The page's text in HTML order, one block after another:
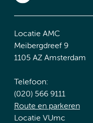
Locatie AMC
Meibergdreef 9
1105 AZ Amsterdam
Telefoon:
(020) 566 9111
Route en parkeren
Locatie VUmc